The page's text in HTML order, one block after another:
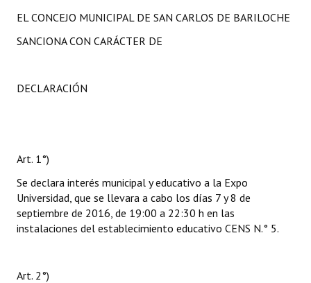
EL CONCEJO MUNICIPAL DE SAN CARLOS DE BARILOCHE
SANCIONA CON CARÁCTER DE
DECLARACIÓN
Art. 1°)
Se declara interés municipal y educativo a la Expo
Universidad, que se llevara a cabo los días 7 y 8 de
septiembre de 2016, de 19:00 a 22:30 h en las
instalaciones del establecimiento educativo CENS N.° 5.
Art. 2°)